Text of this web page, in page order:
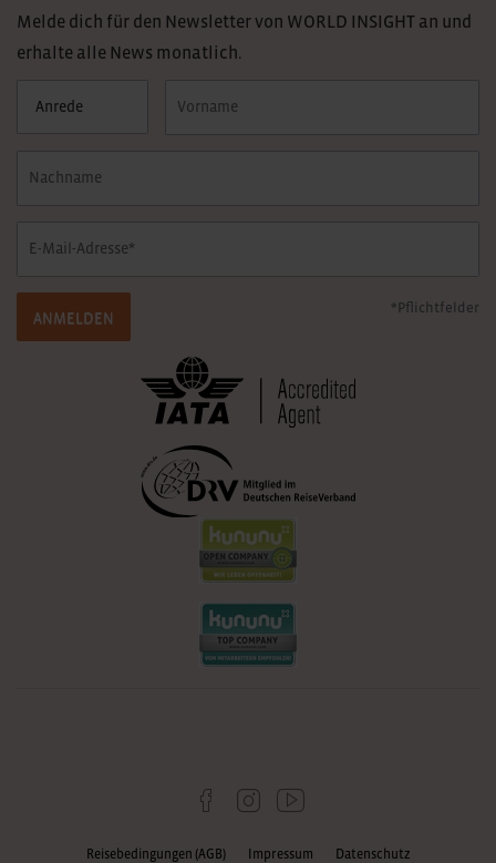
Melde dich für den Newsletter von WORLD INSIGHT an und
erhalte alle News monatlich.
ANMELDEN
*Pflichtfelder
Reisebedingungen (AGB) Impressum Datenschutz